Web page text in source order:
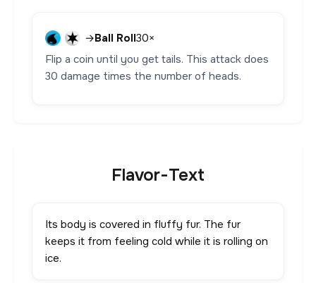
→Ball Roll30×
Flip a coin until you get tails. This attack does
30 damage times the number of heads.
Flavor-Text
Its body is covered in fluffy fur. The fur
keeps it from feeling cold while it is rolling on
ice.